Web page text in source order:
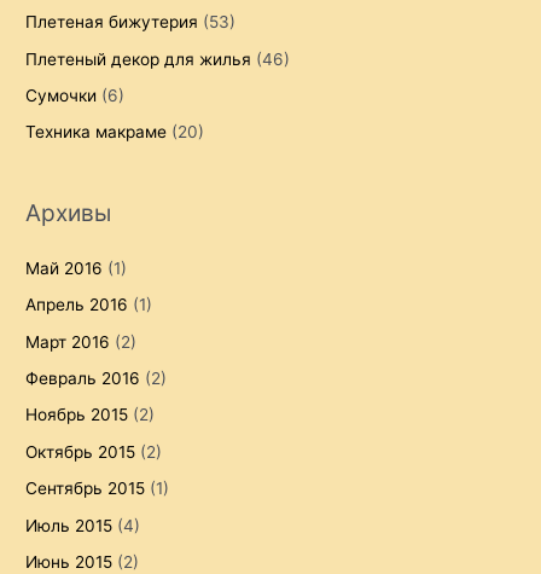
Плетеная бижутерия (53)
Плетеный декор для жилья (46)
Сумочки (6)
Техника макраме (20)
Архивы
Май 2016 (1)
Апрель 2016 (1)
Март 2016 (2)
Февраль 2016 (2)
Ноябрь 2015 (2)
Октябрь 2015 (2)
Сентябрь 2015 (1)
Июль 2015 (4)
Июнь 2015 (2)